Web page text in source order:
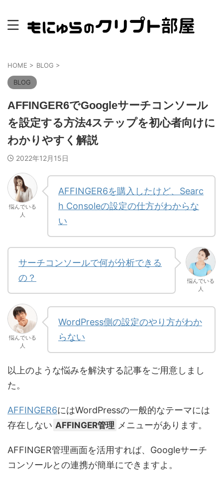
HOME > BLOG >
BLOG
AFFINGER6でGoogleサーチコンソール
を設定する方法4ステップを初心者向けに
わかりやすく解説
2022年12月15日
悩んでいる
人
AFFINGER6を購入したけど、Searc
h Consoleの設定の仕方がわからな
い
サーチコンソールで何が分析できる
の？
悩んでいる
人
悩んでいる
人
WordPress側の設定のやり方がわか
らない
以上のような悩みを解決する記事をご用意しまし
た。
AFFINGER6にはWordPressの一般的なテーマには
存在しない AFFINGER管理 メニューがあります。
AFFINGER管理画面を活用すれば、Googleサーチ
コンソールとの連携が簡単にできますよ。